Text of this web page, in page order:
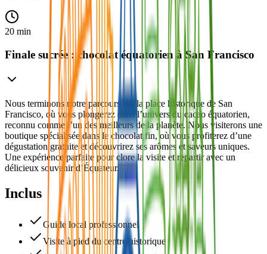
20 min
Finale sucrée : chocolat équatorien à San Francisco
Nous terminons notre parcours sur la place historique de San
Francisco, où vous plongerez dans l’univers du cacao équatorien,
reconnu comme l’un des meilleurs de la planète. Nous visiterons une
boutique spécialisée dans le chocolat fin, où vous profiterez d’une
dégustation gratuite et découvrirez ses arômes et saveurs uniques.
Une expérience parfaite pour clore la visite et repartir avec un
délicieux souvenir d’Équateur.
Inclus
Guide local professionnel
Visite à pied du centre historique